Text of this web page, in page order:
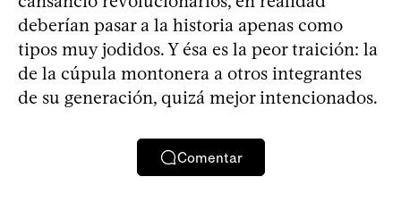
deberían pasar a la historia apenas como
tipos muy jodidos. Y ésa es la peor traición: la
de la cúpula montonera a otros integrantes
de su generación, quizá mejor intencionados.
Comentar